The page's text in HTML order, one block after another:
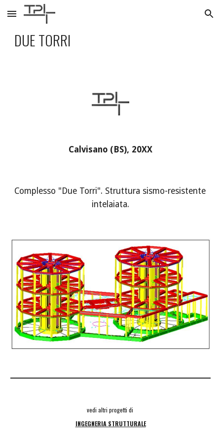
Skip to main content Skip to navigation
DUE TORRI
Calvisano (BS), 20XX
Complesso "Due Torri". Struttura sismo-resistente
intelaiata.
vedi altri progetti di
INGEGNERIA STRUTTURALE